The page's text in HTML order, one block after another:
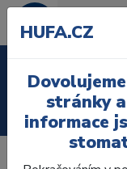
Ordinace
HUFA.CZ
stránky
informace